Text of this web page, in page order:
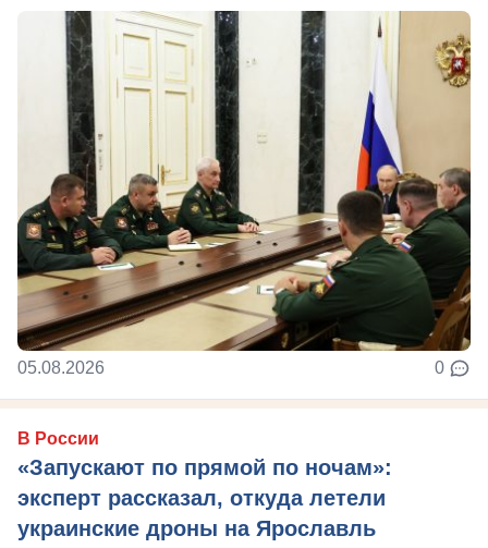
05.08.2026 0
В России
«Запускают по прямой по ночам»:
эксперт рассказал, откуда летели
украинские дроны на Ярославль